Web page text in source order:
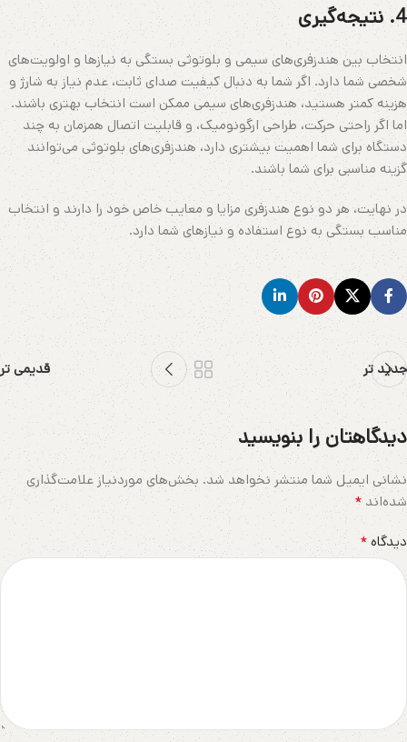
4. نتیجه‌گیری
انتخاب بین هندزفری‌های سیمی و بلوتوثی بستگی به نیازها و اولویت‌های
شخصی شما دارد. اگر شما به دنبال کیفیت صدای ثابت، عدم نیاز به شارژ و
هزینه کمتر هستید، هندزفری‌های سیمی ممکن است انتخاب بهتری باشند.
اما اگر راحتی حرکت، طراحی ارگونومیک، و قابلیت اتصال همزمان به چند
دستگاه برای شما اهمیت بیشتری دارد، هندزفری‌های بلوتوثی می‌توانند
گزینه مناسبی برای شما باشند.
در نهایت، هر دو نوع هندزفری مزایا و معایب خاص خود را دارند و انتخاب
مناسب بستگی به نوع استفاده و نیازهای شما دارد.
جدید تر قدیمی تر
دیدگاهتان را بنویسید
نشانی ایمیل شما منتشر نخواهد شد. بخش‌های موردنیاز علامت‌گذاری
شده‌اند *
دیدگاه*